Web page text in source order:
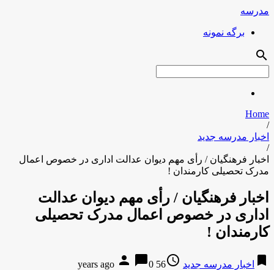
مدرسه
برگه نمونه
search
Home
/
اخبار مدرسه جدید
/
اخبار فرهنگیان / رأی مهم دیوان عدالت اداری در خصوص اعمال
مدرک تحصیلی کارمندان !
اخبار فرهنگیان / رأی مهم دیوان عدالت
اداری در خصوص اعمال مدرک تحصیلی
کارمندان !
bookmark اخبار مدرسه جدید access_time
56 years ago
person chat_bubble0